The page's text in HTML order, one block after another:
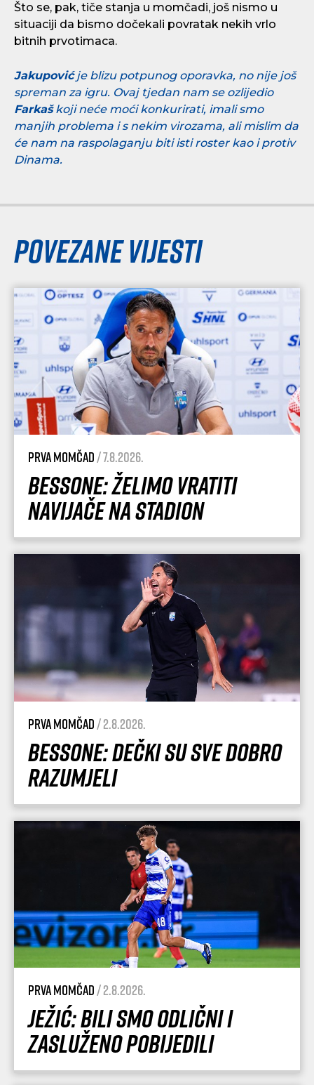
Što se, pak, tiče stanja u momčadi, još nismo u
situaciji da bismo dočekali povratak nekih vrlo
bitnih prvotimaca.
Jakupovićje blizu potpunog oporavka, no nije još
spreman za igru. Ovaj tjedan nam se ozlijedio
Farkaškoji neće moći konkurirati, imali smo
manjih problema i s nekim virozama, ali mislim da
će nam na raspolaganju biti isti roster kao i protiv
Dinama.
Povezane vijesti
Prva momčad/ 7.8.2026.
Bessone: Želimo vratiti
navijače na stadion
Prva momčad/ 2.8.2026.
Bessone: Dečki su sve dobro
razumjeli
Prva momčad/ 2.8.2026.
Ježić: Bili smo odlični i
zasluženo pobijedili